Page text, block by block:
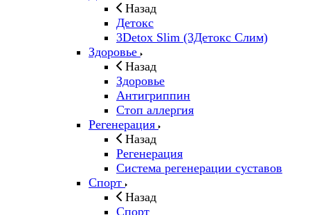
Назад
Детокс
3Detox Slim (3Детокс Слим)
Здоровье
Назад
Здоровье
Антигриппин
Стоп аллергия
Регенерация
Назад
Регенерация
Система регенерации суставов
Спорт
Назад
Спорт